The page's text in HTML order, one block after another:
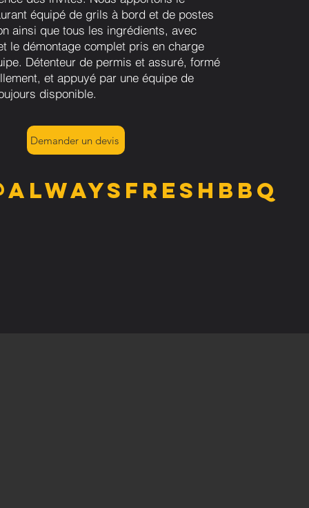
équipé de grils à bord et de postes
ainsi que tous les ingrédients, avec
le démontage complet pris en charge
Détenteur de permis et assuré, formé
et appuyé par une équipe de
disponible.
Demander un devis